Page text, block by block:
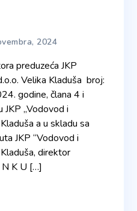
2024
preduzeća JKP
Velika Kladuša broj:
godine, člana 4 i
JKP „Vodovod i
a u skladu sa
JKP “Vodovod i
direktor
N K U […]